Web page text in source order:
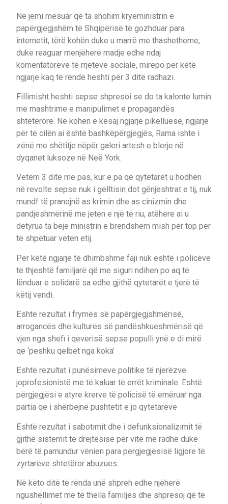
Ne jemi mësuar që ta shohim kryeministrin e
papërgjegjshëm të Shqipërisë të gozhduar para
internetit, tërë kohën duke u marrë me thashetheme,
duke reaguar menjëherë madje edhe ndaj
komentatorëve të rrjeteve sociale, mirëpo për këtë
ngjarje kaq të rëndë heshti për 3 ditë radhazi.
Fillimisht heshti sepse shpresoi se do ta kalonte lumin
me mashtrime e manipulimet e propagandës
shtetërore. Në kohën e kësaj ngjarje pikëlluese, ngjarje
për të cilën ai është bashkëpërgjegjës, Rama ishte i
zënë me shëtitje nëpër galeri artesh e blerje në
dyqanet luksoze në Neë York.
Vetëm 3 ditë më pas, kur e pa që qytetarët u hodhën
në revolte sepse nuk i gëlltisin dot gënjeshtrat e tij, nuk
mundf të pranojnë as krimin dhe as cinizmin dhe
pandjeshmërinë me jetën e një të riu, atëhere ai u
detyrua ta beje ministrin e brendshem mish për top për
të shpëtuar veten etij.
Për këtë ngjarje të dhimbshme faji nuk është i policëve
të thjeshtë familjarë që me siguri ndihen po aq të
lënduar e solidarë sa edhe gjithë qytetarët e tjerë të
këtij vendi.
Është rezultat i frymës së papërgjegjshmërisë,
arrogancës dhe kulturës së pandëshkueshmërisë që
vjen nga shefi i qeverisë sepse populli ynë e di mirë
që ‘peshku qelbet nga koka’
Është rezultat i punësimeve politike të njerëzve
joprofesionistë me të kaluar të errët kriminale. Eshtë
përgjegjësi e atyre krerve të policisë të emëruar nga
partia që i shërbejnë pushtetit e jo qytetarëve
Është rezultat i sabotimit dhe i defunksionalizimit të
gjithë sistemit të drejtësisë për vite me radhë duke
bërë të pamundur vënien para përgjegjësisë ligjore të
zyrtarëve shtetëror abuzues.
Në këto ditë të rënda unë shpreh edhe njëherë
ngushëllimet më të thella familjes dhe shpresoj që të